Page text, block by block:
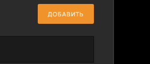
ДОБАВИТЬ